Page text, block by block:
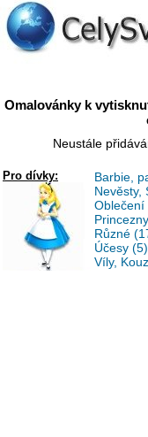
Omalovánky k
Neustále
Pro dívky:
Barbie,
Nevěsty,
Oblečení
Různé
Účesy (5)
Víly,